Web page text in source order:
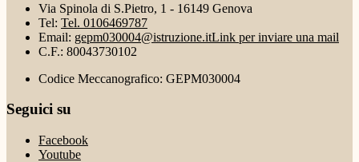
Via Spinola di S.Pietro, 1 - 16149 Genova
Tel: Tel. 0106469787
Email: gepm030004@istruzione.itLink per inviare una mail
C.F.: 80043730102
Codice Meccanografico: GEPM030004
Seguici su
Facebook
Youtube